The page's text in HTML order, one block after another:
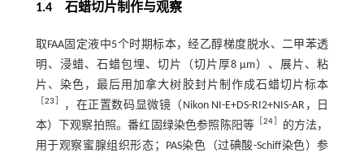
1.4石蜡切片制作与观察
取FAA固定液中5个时期标本，经乙醇梯度脱水、二甲苯透
明、浸蜡、石蜡包埋、切片（切片厚8 µm）、展片、粘
片、染色，最后用加拿大树胶封片制作成石蜡切片标本
［23］
，在正置数码显微镜（Nikon NI-E+DS-RI2+NIS-AR，日
本）下观察拍照。番红固绿染色参照陈阳等 ［24］
的方法，
用于观察蜜腺组织形态；PAS染色（过碘酸-Schiff染色）参